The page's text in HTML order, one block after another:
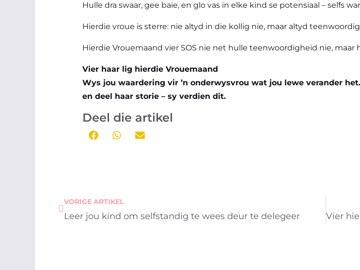
Hulle dra swaar, gee baie, en glo vas in elke kind se potensiaal – selfs
Hierdie vroue is sterre: nie altyd in die kollig nie, maar altyd
Hierdie Vrouemaand vier SOS nie net hulle teenwoordigheid nie,
Vier haar lig hierdie Vrouemaand
Wys jou waardering vir ’n onderwysvrou wat jou lewe verander
en deel haar storie – sy verdien dit.
Deel die artikel
Prev
VORIGE ARTIKEL
Leer jou kind om selfstandig te wees deur te delegeer